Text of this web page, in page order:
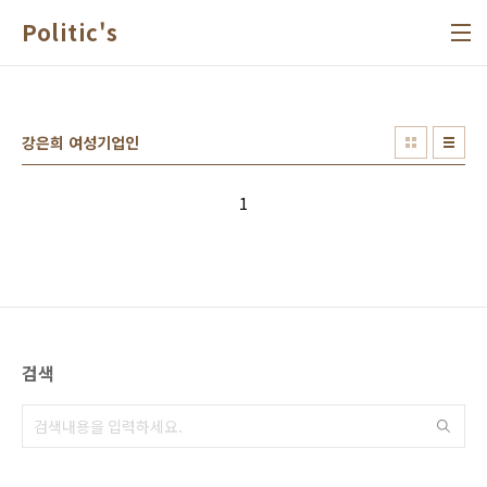
Politic's
강은희 여성기업인
1
검색